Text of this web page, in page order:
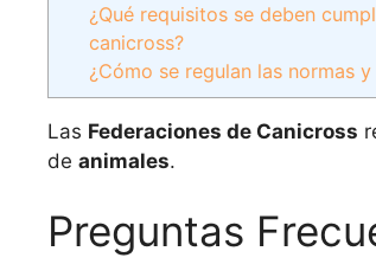
¿Qué requisitos se deben
canicross?
¿Cómo se regulan las normas
Las Federaciones de Canicross
de animales.
Preguntas